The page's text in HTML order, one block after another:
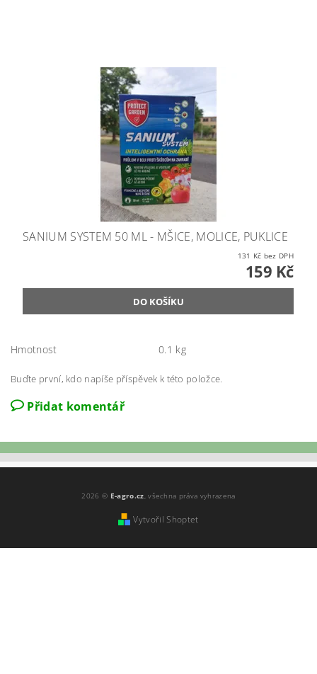
SANIUM SYSTEM 50 ML - MŠICE, MOLICE, PUKLICE
131 Kč bez DPH
159 Kč
Hmotnost 0.1 kg
Buďte první, kdo napíše příspěvek k této položce.
Přidat komentář
2026 © E-agro.cz, všechna práva vyhrazena
Vytvořil Shoptet